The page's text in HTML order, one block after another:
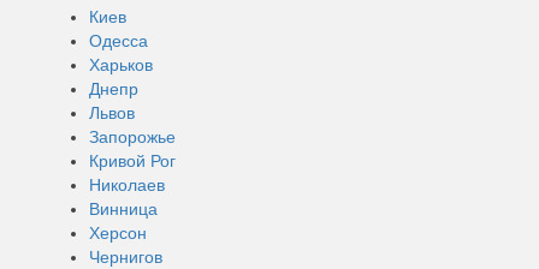
Киев
Одесса
Харьков
Днепр
Львов
Запорожье
Кривой Рог
Николаев
Винница
Херсон
Чернигов